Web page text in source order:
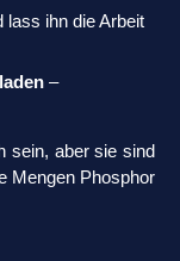
lass ihn die Arbeit
–
sein, aber sie sind
Mengen Phosphor